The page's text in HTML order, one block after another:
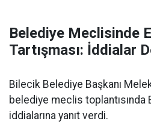
Belediye Meclisinde
Tartışması: İddialar
Bilecik Belediye Başkanı
belediye meclis toplantısında
iddialarına yanıt verdi.